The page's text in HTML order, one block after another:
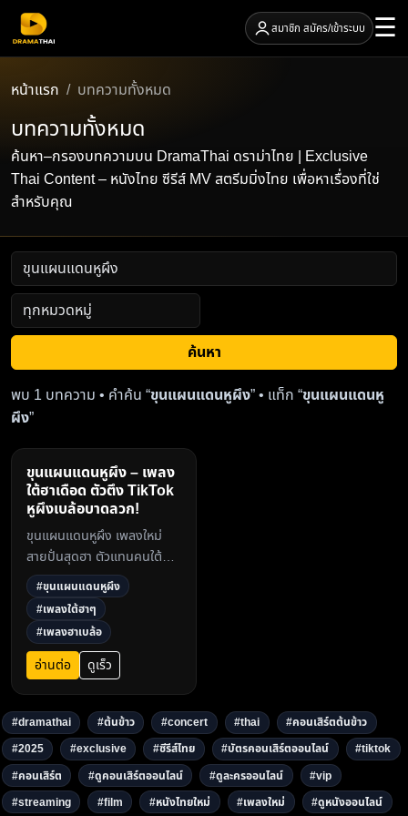
สมาชิก สมัคร/เข้าระบบ ☰
หน้าแรก บทความทั้งหมด
บทความทั้งหมด
ค้นหา–กรองบทความบน DramaThai ดราม่าไทย | Exclusive
Thai Content – หนังไทย ซีรีส์ MV สตรีมมิ่งไทย เพื่อหาเรื่องที่ใช่
สำหรับคุณ
ค้นหา
พบ 1 บทความ • คำค้น “ขุนแผนแดนหูผึง” • แท็ก “ขุนแผนแดนหู
ผึง”
ขุนแผนแดนหูผึง – เพลง
ใต้ฮาเดือด ตัวตึง TikTok
หูผึงเบล้อบาดลวก!
ขุนแผนแดนหูผึง เพลงใหม่
สายปั่นสุดฮา ตัวแทนคนใต้ลุ
คดารากรุงเทพฯ หูผึงจน
TikTok ระเบิด! เนื้อเพลงจิก
กัดเบา ๆ แต่แสบถึงใจ ฟังแล้ว
ฮาแน่!3
#ขุนแผนแดนหูผึง
#เพลงใต้ฮาๆ
#เพลงฮาเบล้อ
อ่านต่อ ดูเร็ว
#dramathai #ต้นข้าว #concert #thai
#คอนเสิร์ตต้นข้าว
#2025
#exclusive #ซีรีส์ไทย #บัตรคอนเสิร์ตออนไลน์
#tiktok
#คอนเสิร์ต
#ดูคอนเสิร์ตออนไลน์ #ดูละครออนไลน์
#vip
#streaming
#film #หนังไทยใหม่ #เพลงใหม่ #ดูหนังออนไลน์